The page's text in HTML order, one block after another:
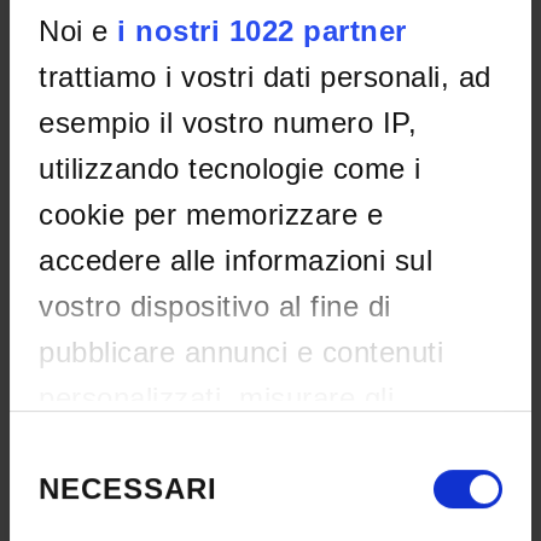
Noi e i nostri 1022 partner
trattiamo i vostri dati personali, ad
esempio il vostro numero IP,
utilizzando tecnologie come i
cookie per memorizzare e
accedere alle informazioni sul
vostro dispositivo al fine di
pubblicare annunci e contenuti
pubblico e sviluppare i servizi.
del
consenso
NECESSARI
REFERENTE
BANDO INIZIATIVE SOSTENIBILITÀ
IT | 165Kb | 29-mag-2026
BANDO SFIDE SOSTENIBILITÀ
IT | 182Kb | 29-mag-2026